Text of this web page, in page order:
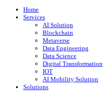
Home
Services
AI Solution
Blockchain
Metaverse
Data Engineering
Data Science
Digital Transformation
IOT
AI Mobility Solution
Solutions